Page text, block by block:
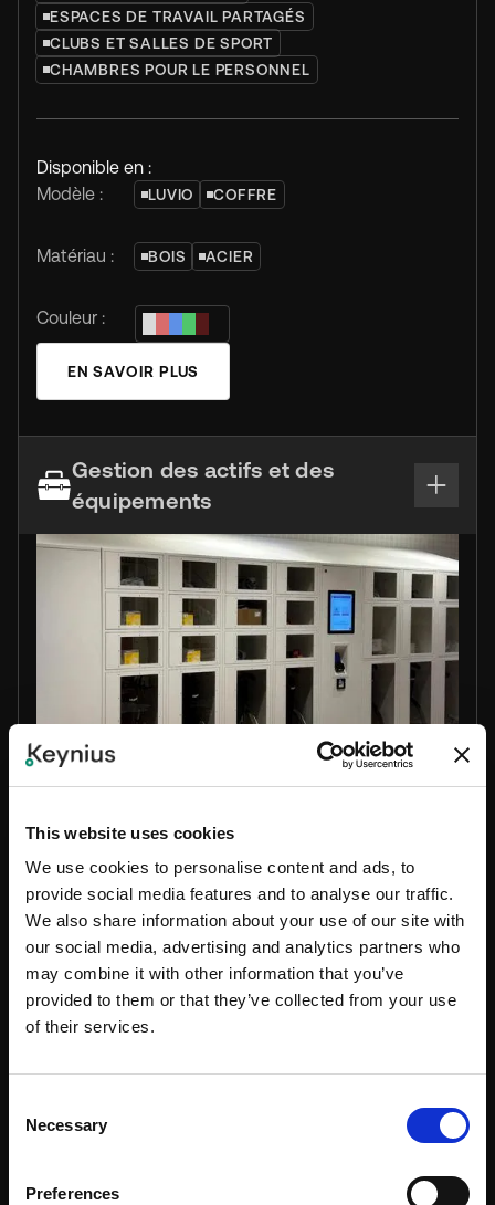
This website uses cookies
We use cookies to personalise content and ads, to
provide social media features and to analyse our traffic.
We also share information about your use of our site with
our social media, advertising and analytics partners who
may combine it with other information that you’ve
provided to them or that they’ve collected from your use
of their services.
Selection
Necessary
Preferences
ESPACES DE TRAVAIL PARTAGÉS
CLUBS ET SALLES DE SPORT
CHAMBRES POUR LE PERSONNEL
Disponible en :
Modèle :
LUVIO COFFRE
Matériau : BOIS ACIER
Couleur :
EN SAVOIR PLUS
Gestion des actifs et des
équipements
Fournissez au personnel un accès sécurisé et à la
demande aux outils, à l'informatique et aux actifs
importants, tout en maintenant une piste d'audit
complète en temps réel.
Solution idéale pour :
APPLICATION DE LA LOI